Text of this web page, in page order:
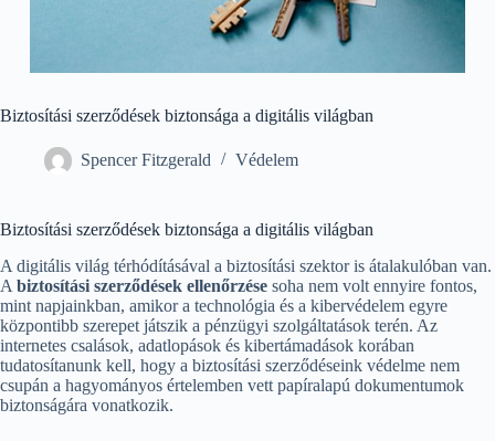
Biztosítási szerződések biztonsága a digitális világban
Spencer Fitzgerald Védelem
Biztosítási szerződések biztonsága a digitális világban
A digitális világ térhódításával a biztosítási szektor is átalakulóban van.
A biztosítási szerződések ellenőrzése soha nem volt ennyire fontos,
mint napjainkban, amikor a technológia és a kibervédelem egyre
központibb szerepet játszik a pénzügyi szolgáltatások terén. Az
internetes csalások, adatlopások és kibertámadások korában
tudatosítanunk kell, hogy a biztosítási szerződéseink védelme nem
csupán a hagyományos értelemben vett papíralapú dokumentumok
biztonságára vonatkozik.